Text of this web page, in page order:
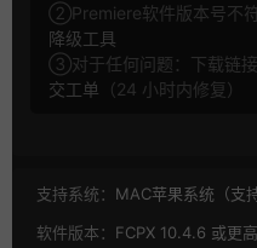
②Premiere软件版本号不
降级工具
③对于任何问题：下载链
交工单 （24 小时内修复）
支持系统： MAC苹果系统（支
软件版本： FCPX 10.4.6 或更